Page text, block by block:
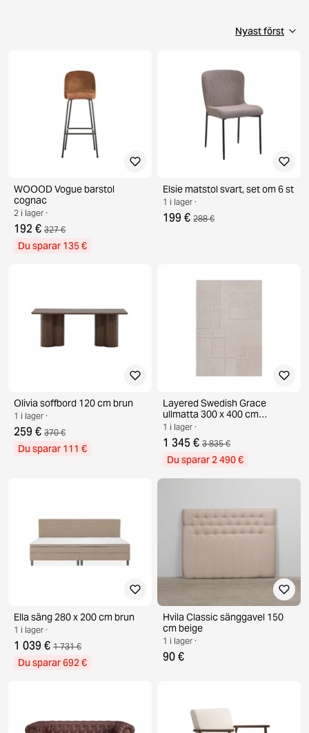
WOOOD Vogue barstol
cognac
2 i lager ·
192 € 327 €
Du sparar 135 €
Elsie matstol svart, set om 6 st
1 i lager ·
199 € 288 €
Olivia soffbord 120 cm brun
1 i lager ·
259 € 370 €
Du sparar 111 €
Layered Swedish Grace
ullmatta 300 x 400 cm
Oatmeal
1 i lager ·
1 345 € 3 835 €
Du sparar 2 490 €
Ella säng 280 x 200 cm brun
1 i lager ·
1 039 € 1 731 €
Du sparar 692 €
Hvila Classic sänggavel 150
cm beige
1 i lager ·
90 €